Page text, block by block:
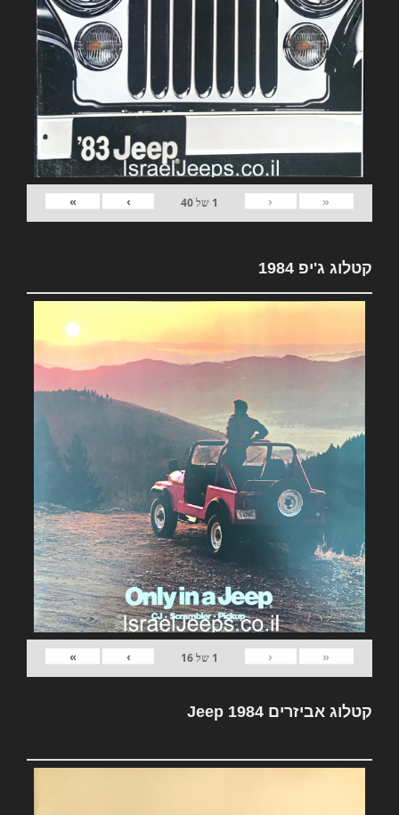
«
‹
1 של40
›
»
קטלוג ג'יפ 1984
«
‹
1 של16
›
»
קטלוג אביזרים Jeep 1984